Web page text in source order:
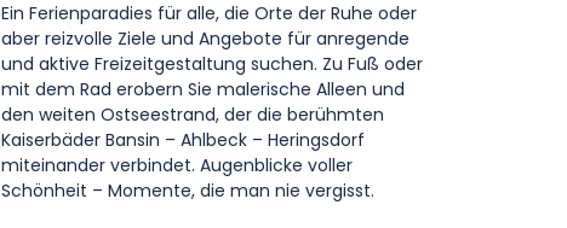
Ein Ferienparadies für alle, die Orte der Ruhe oder
aber reizvolle Ziele und Angebote für anregende
und aktive Freizeitgestaltung suchen. Zu Fuß oder
mit dem Rad erobern Sie malerische Alleen und
den weiten Ostseestrand, der die berühmten
Kaiserbäder Bansin – Ahlbeck – Heringsdorf
miteinander verbindet. Augenblicke voller
Schönheit – Momente, die man nie vergisst.